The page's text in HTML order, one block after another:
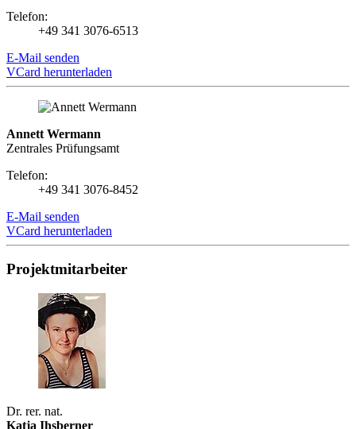
Telefon:
+49 341 3076-6513
E-Mail senden
VCard herunterladen
Annett Wermann
Zentrales Prüfungsamt
Telefon:
+49 341 3076-8452
E-Mail senden
VCard herunterladen
Projektmitarbeiter
Dr. rer. nat.
Katja Ihsberner